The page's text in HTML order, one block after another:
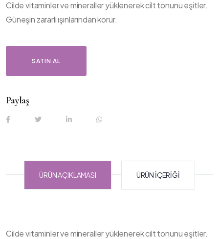
Cilde vitaminler ve mineraller yüklenerek cilt tonunu eşitler.
Güneşin zararlı ışınlarından korur.
SATIN AL
Paylaş
ÜRÜN AÇIKLAMASI ÜRÜN İÇERIĞI
Cilde vitaminler ve mineraller yüklenerek cilt tonunu eşitler.